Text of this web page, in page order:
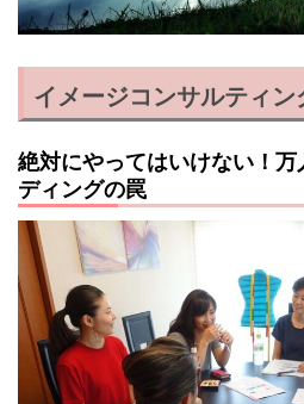
イメージコンサルティ
絶対にやってはいけない！
ディングの罠